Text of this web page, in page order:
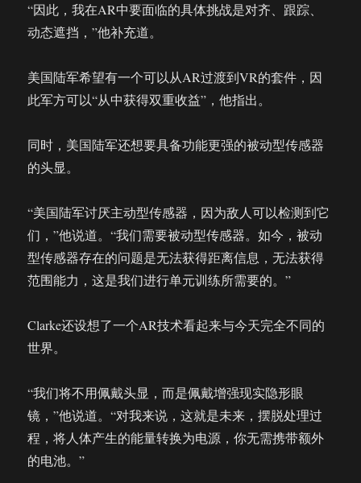
“因此，我在AR中要面临的具体挑战是对齐、跟踪、
动态遮挡，”他补充道。
美国陆军希望有一个可以从AR过渡到VR的套件，因
此军方可以“从中获得双重收益”，他指出。
同时，美国陆军还想要具备功能更强的被动型传感器
的头显。
“美国陆军讨厌主动型传感器，因为敌人可以检测到它
们，”他说道。“我们需要被动型传感器。如今，被动
型传感器存在的问题是无法获得距离信息，无法获得
范围能力，这是我们进行单元训练所需要的。”
Clarke还设想了一个AR技术看起来与今天完全不同的
世界。
“我们将不用佩戴头显，而是佩戴增强现实隐形眼
镜，”他说道。“对我来说，这就是未来，摆脱处理过
程，将人体产生的能量转换为电源，你无需携带额外
的电池。”